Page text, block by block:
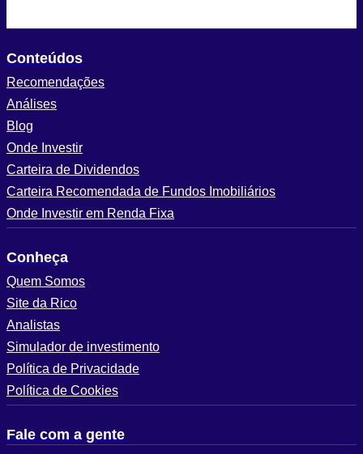
Conteúdos
Recomendações
Análises
Blog
Onde Investir
Carteira de Dividendos
Carteira Recomendada de Fundos Imobiliários
Onde Investir em Renda Fixa
Conheça
Quem Somos
Site da Rico
Analistas
Simulador de investimento
Política de Privacidade
Política de Cookies
Fale com a gente